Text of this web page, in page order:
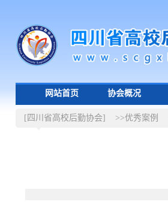
网站首页 协会概况
[四川省高校后勤协会] >>优秀案例